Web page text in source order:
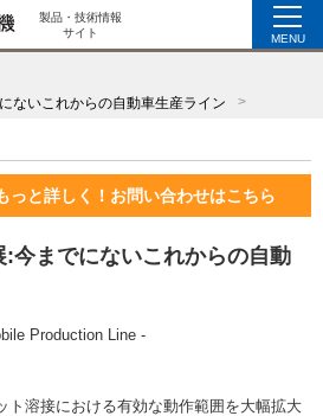
製品・技術情報
サイト
MENU
ないこれからの自動車生産ライン
っと詳しく！お問い合わせはこちら
今までにないこれからの自動
Production Line -
ト溶接における有効な動作範囲を大幅拡大